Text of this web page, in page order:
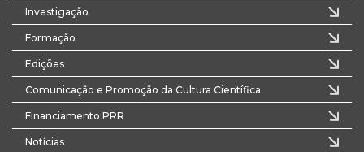
Investigação
Formação
Edições
Comunicação e Promoção da Cultura Científica
Financiamento PRR
Notícias